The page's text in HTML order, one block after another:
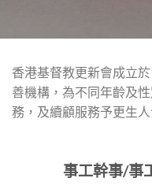
香港基督教更新會成立
善機構，為不同年齡及
務，及續顧服務予更生人
事工幹事/事